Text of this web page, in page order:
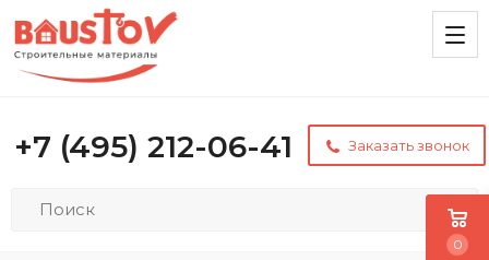
+7 (495) 212-06-41 Заказать звонок
0